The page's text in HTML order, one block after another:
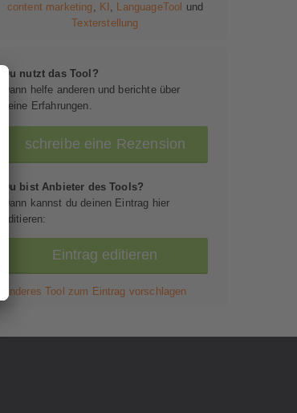
Du nutzt das Tool?
Dann helfe anderen und berichte über
deine Erfahrungen.
schreibe eine Rezension
Du bist Anbieter des Tools?
Dann kannst du deinen Eintrag hier
editieren:
Eintrag editieren
Anderes Tool zum Eintrag vorschlagen
content marketing, KI , LanguageTool und
Texterstellung